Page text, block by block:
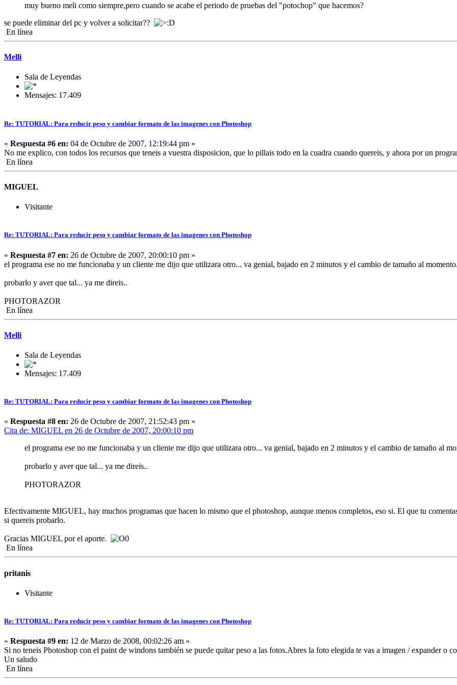
muy bueno meli como siempre,pero cuando se acabe el periodo de pruebas del "potochop" que hacemos?
se puede eliminar del pc y volver a solicitar??
En línea
Melli
Sala de Leyendas
Mensajes: 17.409
Re: TUTORIAL: Para reducir peso y cambiar formato de las imagenes con Photoshop
« Respuesta #6 en: 04 de Octubre de 2007, 12:19:44 pm »
No me explico, con todos los recursos que teneis a vuestra disposicion, que lo pillais todo en la cuadra cuando quereis, y ahora por un
En línea
MIGUEL
Visitante
Re: TUTORIAL: Para reducir peso y cambiar formato de las imagenes con Photoshop
« Respuesta #7 en: 26 de Octubre de 2007, 20:00:10 pm »
el programa ese no me funcionaba y un cliente me dijo que utilizara otro... va genial, bajado en 2 minutos y el cambio de tamaño al
probarlo y aver que tal... ya me direis..
PHOTORAZOR
En línea
Melli
Sala de Leyendas
Mensajes: 17.409
Re: TUTORIAL: Para reducir peso y cambiar formato de las imagenes con Photoshop
« Respuesta #8 en: 26 de Octubre de 2007, 21:52:43 pm »
Cita de: MIGUEL en 26 de Octubre de 2007, 20:00:10 pm
el programa ese no me funcionaba y un cliente me dijo que utilizara otro... va genial, bajado en 2 minutos y el cambio de tamaño al
probarlo y aver que tal... ya me direis..
PHOTORAZOR
Efectivamente MIGUEL, hay muchos programas que hacen lo mismo que el photoshop, aunque menos completos, eso si. El que tu
si quereis probarlo.
Gracias MIGUEL por el aporte.
En línea
pritanis
Visitante
Re: TUTORIAL: Para reducir peso y cambiar formato de las imagenes con Photoshop
« Respuesta #9 en: 12 de Marzo de 2008, 00:02:26 am »
Si no teneis Photoshop con el paint de windons también se puede quitar peso a las fotos.Abres la foto elegida te vas a imagen / expander o
Un saludo
En línea